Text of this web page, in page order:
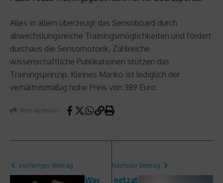
Alles in allem überzeugt das Sensoboard durch
abwechslungsreiche Trainingsmöglichkeiten und fördert
durchaus die Sensomotorik. Zahlreiche
wissenschaftliche Publikationen stützen das
Trainingsprinzip. Kleines Manko ist lediglich der
verhältnismäßig hohe Preis von 389 Euro.
Beitrag teilen
vorheriger Beitrag
Was
Nächster Beitrag
netzat